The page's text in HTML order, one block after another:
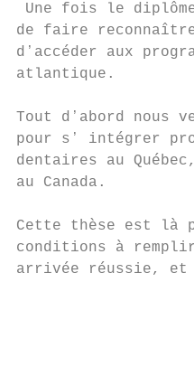
Une fois le
de faire
dʼaccéder aux
atlantique.
Tout dʼabord nous
pour sʼ intégrer
dentaires au
au Canada.
Cette thèse est là
conditions à
arrivée réussie, et